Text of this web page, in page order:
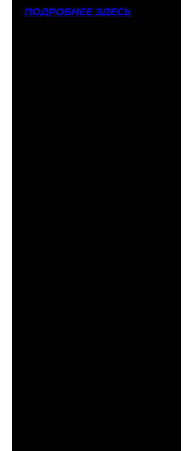
ПОДРОБНЕЕ ЗДЕСЬ